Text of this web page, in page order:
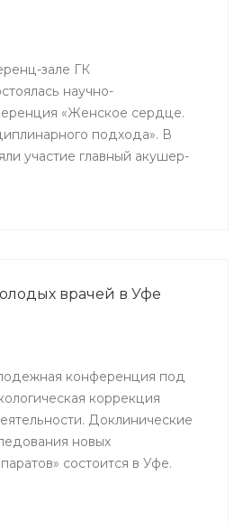
зале ГК
научно-
«Женское сердце.
подхода». В
участие главный акушер-
Управления
акушерства и
клиник Москвы: Рафаэль
гинекологи, кардиологи,
общей практики,
профильных кафедр
врачей в Уфе
конференция под
коррекция
Доклинические
новых
состоится в Уфе.